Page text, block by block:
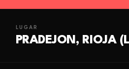
LUGAR
PRADEJON, RIOJA